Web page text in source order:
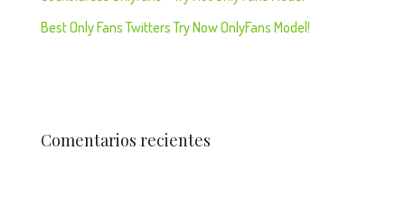
Best Only Fans Twitters Try Now OnlyFans Model!
Comentarios recientes